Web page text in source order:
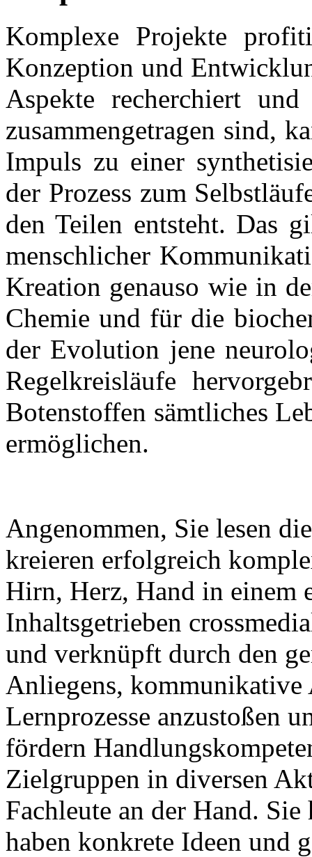
Komplexe Projekte
Konzeption und
Aspekte recherchiert
zusammengetragen sind,
Impuls zu einer
der Prozess zum
den Teilen entsteht. Das
menschlicher
Kreation genauso wie in
Chemie und für die
der Evolution jene
Regelkreisläufe
Botenstoffen sämtliches
ermöglichen.
Angenommen, Sie lesen
kreieren erfolgreich
Hirn, Herz, Hand in einem
Inhaltsgetrieben
und verknüpft durch den
Anliegens, kommunikative
Lernprozesse anzustoßen
fördern
Zielgruppen in diversen
Fachleute an der Hand.
haben konkrete Ideen und